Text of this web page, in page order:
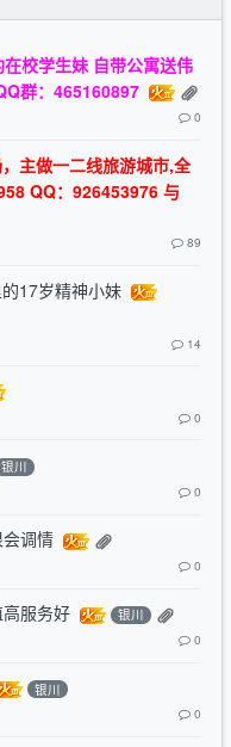
在校学生妹 自带公寓送伟
群：465160897
0
主做一二线旅游城市,全
QQ：926453976 与
89
17岁精神小妹
14
0
银川
0
调情
0
服务好 银川
0
银川
0